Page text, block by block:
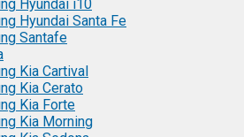
Hyundai i10
Hyundai Santa Fe
Santafe
Kia Cartival
Kia Cerato
Kia Forte
Kia Morning